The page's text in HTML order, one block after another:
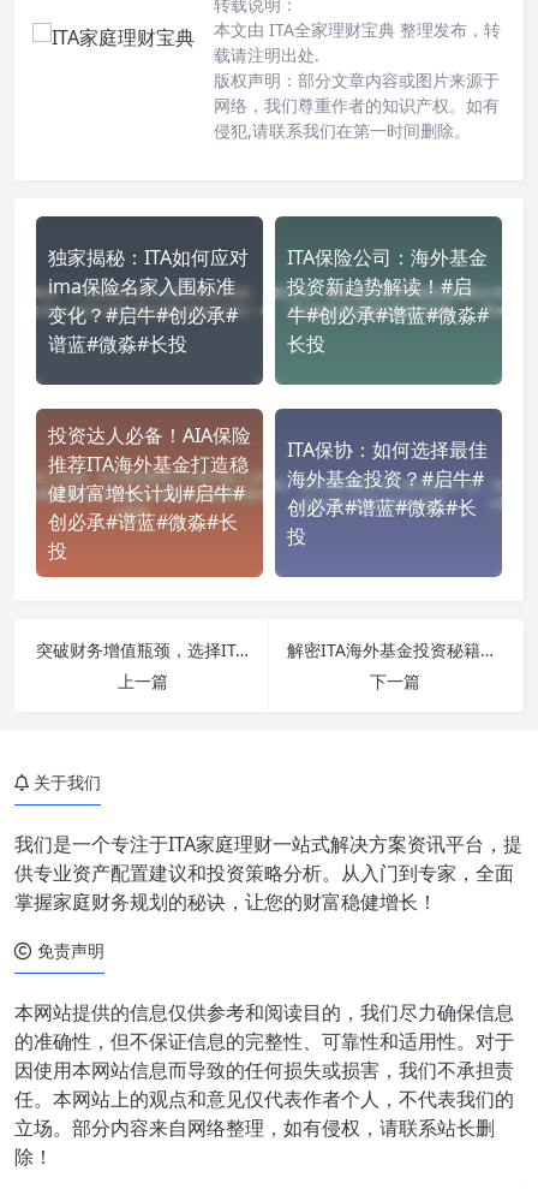
本文由 ITA全家理财宝典 整理发布，转
载请注明出处.
版权声明：部分文章内容或图片来源于
网络，我们尊重作者的知识产权。如有
侵犯,请联系我们在第一时间删除。
独家揭秘：ITA如何应对
ima保险名家入围标准
变化？#启牛#创必承#
谱蓝#微淼#长投
ITA保险公司：海外基金
投资新趋势解读！#启
牛#创必承#谱蓝#微淼#
长投
投资达人必备！AIA保险
推荐ITA海外基金打造稳
健财富增长计划#启牛#
创必承#谱蓝#微淼#长
投
ITA保协：如何选择最佳
海外基金投资？#启牛#
创必承#谱蓝#微淼#长
投
突破财务增值瓶颈，选择ITA协助布局AIA保险公司海外基金#启牛#创必承#谱蓝#微淼#长投
上一篇
解密ITA海外基金投资秘籍：AIA保险公司关键词精准应用#启牛#创必承#谱蓝#微淼#长投
下一篇
关于我们
我们是一个专注于ITA家庭理财一站式解决方案资讯平台，提
供专业资产配置建议和投资策略分析。从入门到专家，全面
掌握家庭财务规划的秘诀，让您的财富稳健增长！
免责声明
本网站提供的信息仅供参考和阅读目的，我们尽力确保信息
的准确性，但不保证信息的完整性、可靠性和适用性。对于
因使用本网站信息而导致的任何损失或损害，我们不承担责
任。本网站上的观点和意见仅代表作者个人，不代表我们的
立场。部分内容来自网络整理，如有侵权，请联系站长删
除！